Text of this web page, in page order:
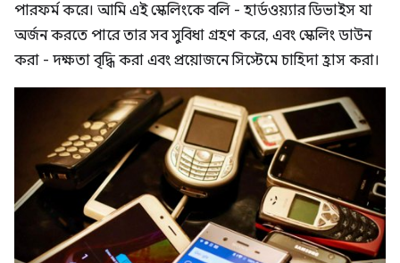
পারফর্ম করে। আমি এই স্কেলিংকে বলি - হার্ডওয়্যার ডিভাইস যা
অর্জন করতে পারে তার সব সুবিধা গ্রহণ করে, এবং স্কেলিং ডাউন
করা - দক্ষতা বৃদ্ধি করা এবং প্রয়োজনে সিস্টেমে চাহিদা হ্রাস করা।